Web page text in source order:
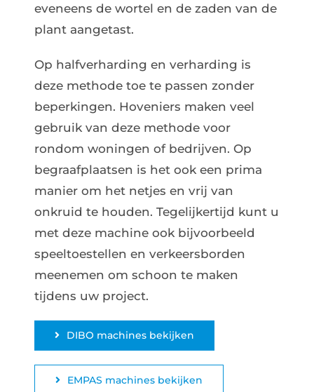
eveneens de wortel en de zaden van de
plant aangetast.
Op halfverharding en verharding is
deze methode toe te passen zonder
beperkingen. Hoveniers maken veel
gebruik van deze methode voor
rondom woningen of bedrijven. Op
begraafplaatsen is het ook een prima
manier om het netjes en vrij van
onkruid te houden. Tegelijkertijd kunt u
met deze machine ook bijvoorbeeld
speeltoestellen en verkeersborden
meenemen om schoon te maken
tijdens uw project.
DIBO machines bekijken
EMPAS machines bekijken